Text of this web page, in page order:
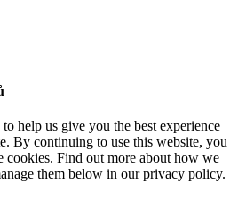
help us give you the best experience
By continuing to use this website, you
cookies. Find out more about how we
them below in our privacy policy.